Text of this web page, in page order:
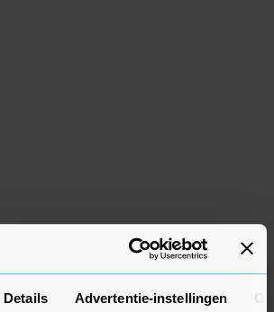
Details Advertentie-instellingen